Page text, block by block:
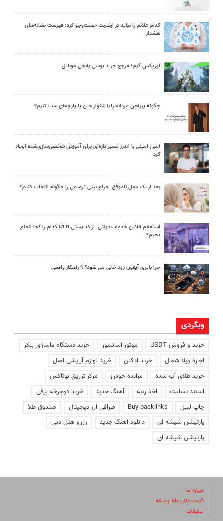
کدام علائم را نباید در اینترنت جست‌وجو کرد؛ فهرست نشانه‌های
هشدار
اوریکس گیم؛ مرجع خرید یوسی پابجی موبایل
چگونه پیراهن مردانه را با شلوار جین یا پارچه‌ای ست کنیم؟
امین امینی با اندرز مسیر تازه‌ای برای آموزش شخصی‌سازی‌شده ایجاد
کرد
بعد از یک عمل ناموفق، جراح بینی ترمیمی را چگونه انتخاب کنیم؟
استعلام آنلاین خدمات دولتی: از کد پستی تا ثنا کدام را کجا انجام
دهیم؟
چرا باتری آیفون زود خالی می شود؟ ۹ راهکار واقعی
وبگردی
خرید و فروش USDT موتور آسانسور
خرید دستگاه ماساژور بلکر
اجاره ویلا شمال
خرید ادکلن
خرید لوازم آرایشی اصل
خرید طلای آب شده
مزایده خودرو
مرکز تزریق بوتاکس
استند تسلیت
اخذ رتبه آهنگ جدید
خرید دوچرخه برقی
چاپ لیبل
Buy backlinks صرافی ارز دیجیتال
صندوق طلا
پارتیشن شیشه ای
دانلود اهنگ جدید
رزرو هتل دبی
پارتیشن شیشه ای
درباره ما
قیمت دلار، طلا و سکه
تبلیغات